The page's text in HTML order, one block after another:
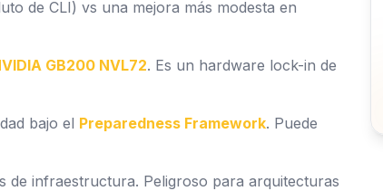
de CLI) vs una mejora más modesta en
GB200 NVL72. Es un hardware lock-in de
bajo el Preparedness Framework. Puede
de infraestructura. Peligroso para arquitecturas